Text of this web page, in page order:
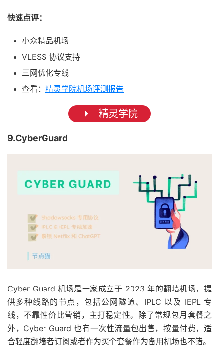
快速点评：
小众精品机场
VLESS 协议支持
三网优化专线
查看： 精灵学院机场评测报告
精灵学院
9.CyberGuard
Cyber Guard 机场是一家成立于 2023 年的翻墙机场，提
供多种线路的节点，包括公网隧道、IPLC 以及 IEPL 专
线，不靠性价比营销，主打稳定性。除了常规包月套餐之
外，Cyber Guard 也有一次性流量包出售，按量付费，适
合轻度翻墙者订阅或者作为买个套餐作为备用机场也不错。